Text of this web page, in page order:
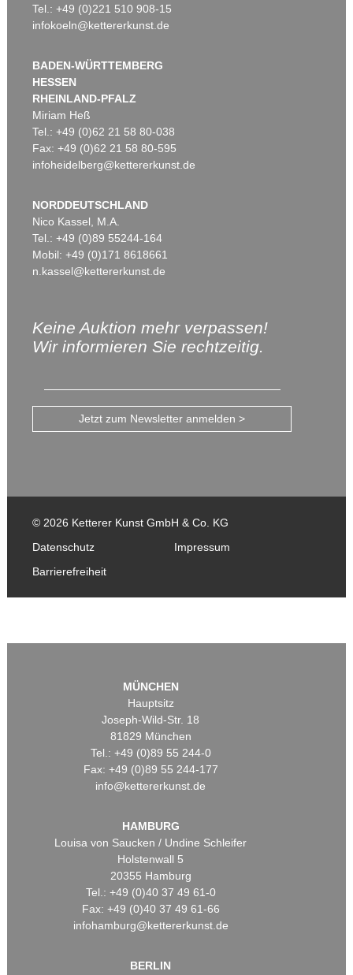
Tel.: +49 (0)221 510 908-15
infokoeln@kettererkunst.de
BADEN-WÜRTTEMBERG
HESSEN
RHEINLAND-PFALZ
Miriam Heß
Tel.: +49 (0)62 21 58 80-038
Fax: +49 (0)62 21 58 80-595
infoheidelberg@kettererkunst.de
NORDDEUTSCHLAND
Nico Kassel, M.A.
Tel.: +49 (0)89 55244-164
Mobil: +49 (0)171 8618661
n.kassel@kettererkunst.de
Keine Auktion mehr verpassen!
Wir informieren Sie rechtzeitig.
Jetzt zum Newsletter anmelden >
© 2026 Ketterer Kunst GmbH & Co. KG
Datenschutz
Impressum
Barrierefreiheit
MÜNCHEN
Hauptsitz
Joseph-Wild-Str. 18
81829 München
Tel.: +49 (0)89 55 244-0
Fax: +49 (0)89 55 244-177
info@kettererkunst.de
HAMBURG
Louisa von Saucken / Undine Schleifer
Holstenwall 5
20355 Hamburg
Tel.: +49 (0)40 37 49 61-0
Fax: +49 (0)40 37 49 61-66
infohamburg@kettererkunst.de
BERLIN